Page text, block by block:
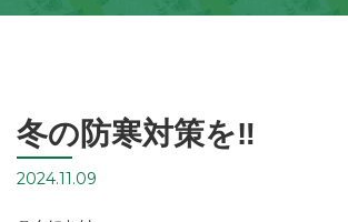
冬の防寒対策を‼️
2024.11.09